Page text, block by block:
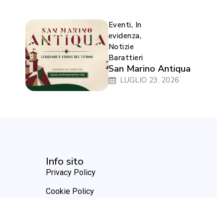
Eventi, In
evidenza,
Notizie
Barattieri
San Marino Antiqua
LUGLIO 23, 2026
Info sito
Privacy Policy
Cookie Policy